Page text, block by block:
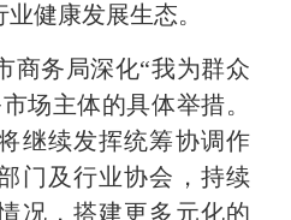
健康发展生态。
务局深化“我为群众
场主体的具体举措。
继续发挥统筹协调作
门及行业协会，持续
况，搭建更多元化的